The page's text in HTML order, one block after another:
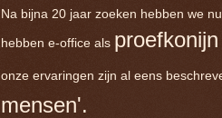
Na bijna 20 jaar zoeken hebben we
hebben e-office als proefkonijn
onze ervaringen zijn al eens
mensen'.